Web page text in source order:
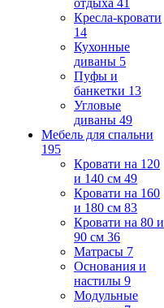
отдыха 41
Кресла-кровати
14
Кухонные
диваны 5
Пуфы и
банкетки 13
Угловые
диваны 49
Мебель для спальни
195
Кровати на 120
и 140 см 49
Кровати на 160
и 180 см 83
Кровати на 80 и
90 см 36
Матрасы 7
Основания и
настилы 9
Модульные